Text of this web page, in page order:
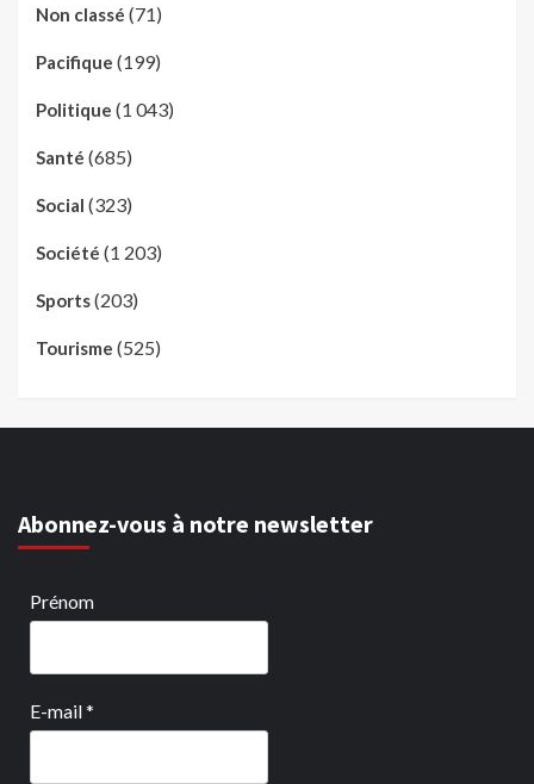
Non classé (71)
Pacifique (199)
Politique (1 043)
Santé (685)
Social (323)
Société (1 203)
Sports(203)
Tourisme (525)
Abonnez-vous à notre newsletter
Prénom
E-mail*